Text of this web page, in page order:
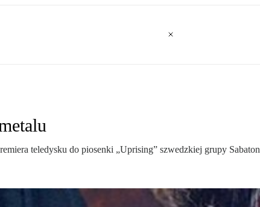
teledysku do piosenki „Uprising” szwedzkiej grupy Sabaton